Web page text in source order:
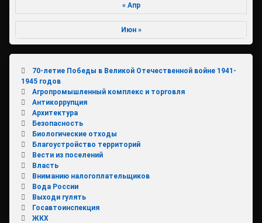
« Апр
Июн »
70-летие Победы в Великой Отечественной войне 1941-
1945 годов
Агропромышленный комплекс и торговля
Антикоррупция
Архитектура
Безопасность
Биологические отходы
Благоустройство территорий
Вести из поселений
Власть
Вниманию налогоплательщиков
Вода России
Выходи гулять
Госавтоинспекция
ЖКХ